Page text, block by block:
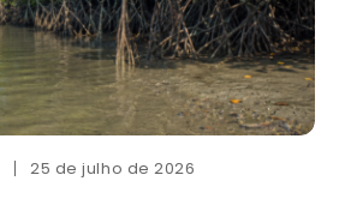
25 de julho de 2026